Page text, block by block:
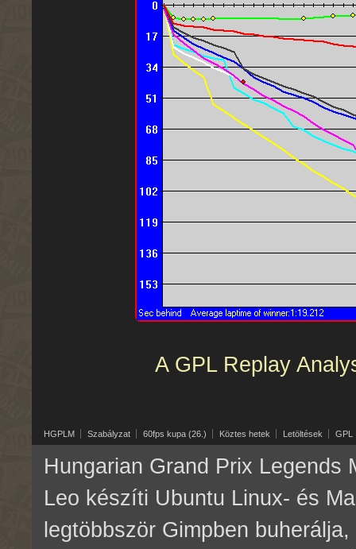
A GPL Replay
HGPLM Szabályzat 60fps kupa (26.) Köztes hetek Letöltések GPL
Hungarian Grand Prix Legends
Leo készíti Ubuntu Linux- és
legtöbbször Gimpben